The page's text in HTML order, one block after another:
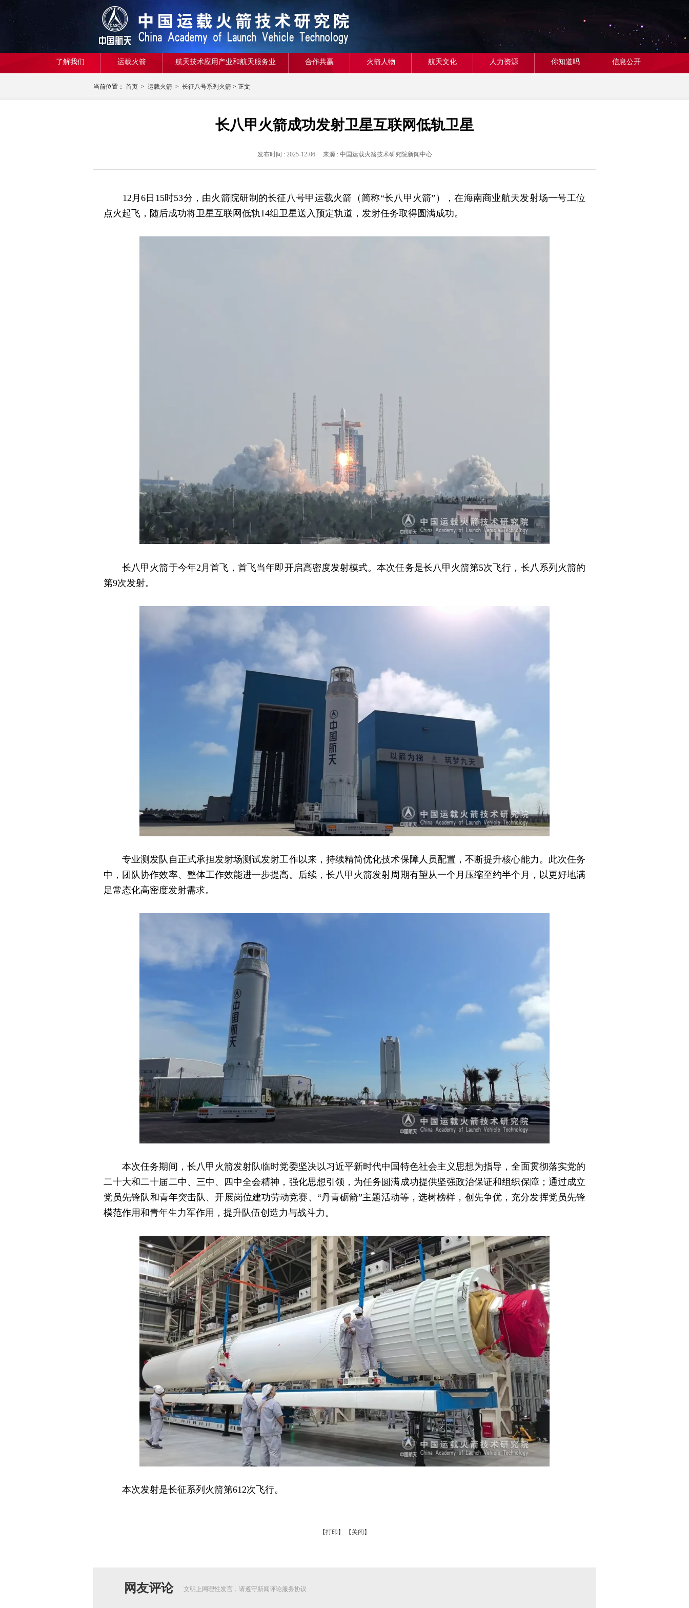
了解我们 运载火箭 航天技术应用产业和航天服务业 合作共赢 火箭人物 航天文化 人力资源 你知道吗 信息公开
当前位置： 首页 > 运载火箭 > 长征八号系列火箭 > 正文
长八甲火箭成功发射卫星互联网低轨卫星
发布时间 : 2025-12-06 来源 : 中国运载火箭技术研究院新闻中心
12月6日15时53分，由火箭院研制的长征八号甲运载火箭（简称“长八甲火箭”），在海南商业航天发射场一号工位
点火起飞，随后成功将卫星互联网低轨14组卫星送入预定轨道，发射任务取得圆满成功。
长八甲火箭于今年2月首飞，首飞当年即开启高密度发射模式。本次任务是长八甲火箭第5次飞行，长八系列火箭的
第9次发射。
专业测发队自正式承担发射场测试发射工作以来，持续精简优化技术保障人员配置，不断提升核心能力。此次任务
中，团队协作效率、整体工作效能进一步提高。后续，长八甲火箭发射周期有望从一个月压缩至约半个月，以更好地满
足常态化高密度发射需求。
本次任务期间，长八甲火箭发射队临时党委坚决以习近平新时代中国特色社会主义思想为指导，全面贯彻落实党的
二十大和二十届二中、三中、四中全会精神，强化思想引领，为任务圆满成功提供坚强政治保证和组织保障；通过成立
党员先锋队和青年突击队、开展岗位建功劳动竞赛、“丹青砺箭”主题活动等，选树榜样，创先争优，充分发挥党员先锋
模范作用和青年生力军作用，提升队伍创造力与战斗力。
本次发射是长征系列火箭第612次飞行。
【打印】 【关闭】
网友评论 文明上网理性发言，请遵守新闻评论服务协议